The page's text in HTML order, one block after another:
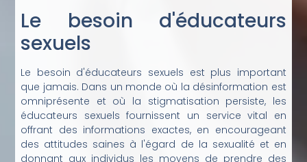
Le besoin d'éducateurs
sexuels
Le besoin d'éducateurs sexuels est plus important
que jamais. Dans un monde où la désinformation est
omniprésente et où la stigmatisation persiste, les
éducateurs sexuels fournissent un service vital en
offrant des informations exactes, en encourageant
des attitudes saines à l'égard de la sexualité et en
donnant aux individus les moyens de prendre des